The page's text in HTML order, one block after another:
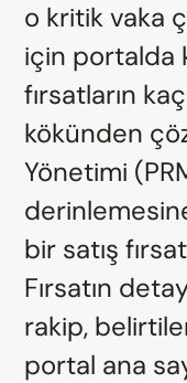
o kritik vaka
için portalda
fırsatların
kökünden
Yönetimi
bir satış
Fırsatın
rakip,
portal ana